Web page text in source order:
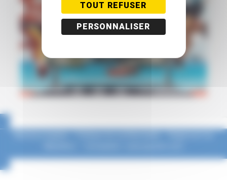
Mentions légales –Politique de confidentialité –Règlement du
TOUT REFUSER
PERSONNALISER